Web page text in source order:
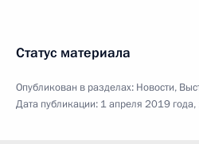
Статус материала
Опубликован в разделах: Новости,
Дата публикации: 1 апреля 2019